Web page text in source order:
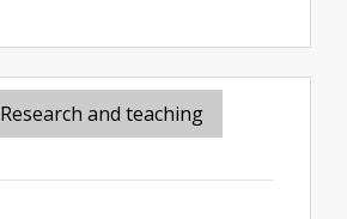
Research and teaching